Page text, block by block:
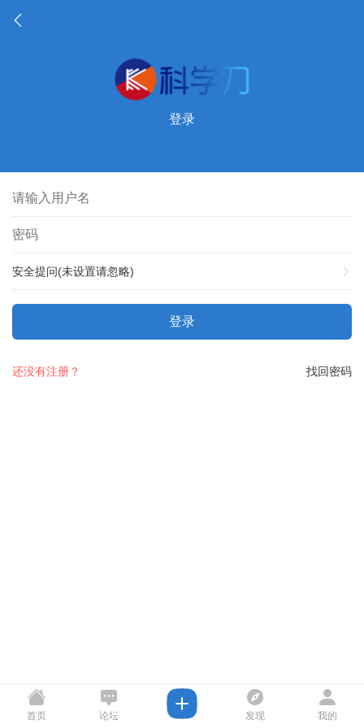
登录
安全提问(未设置请忽略)
登录
找回密码
还没有注册？
首页 论坛 发现 我的